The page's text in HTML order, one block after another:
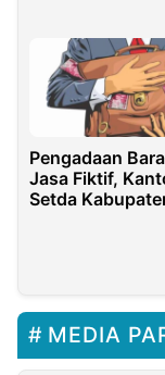
Pengadaan
Jasa Fiktif,
Setda
MEDIA